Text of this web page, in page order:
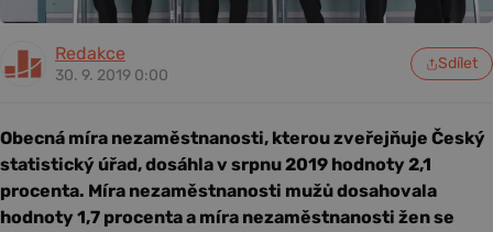
Redakce
30. 9. 2019 0:00
Sdílet
Obecná míra nezaměstnanosti, kterou zveřejňuje Český
statistický úřad, dosáhla v srpnu 2019 hodnoty 2,1
procenta. Míra nezaměstnanosti mužů dosahovala
hodnoty 1,7 procenta a míra nezaměstnanosti žen se